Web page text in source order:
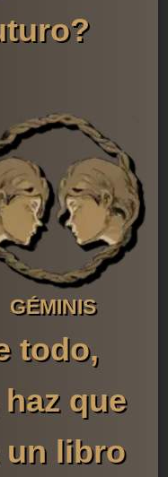
GÉMINIS
todo,
que
un libro